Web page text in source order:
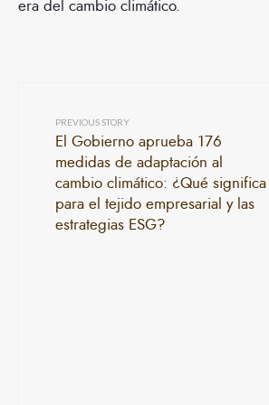
era del cambio climático.
PREVIOUS STORY
El Gobierno aprueba 176
medidas de adaptación al
cambio climático: ¿Qué significa
para el tejido empresarial y las
estrategias ESG?